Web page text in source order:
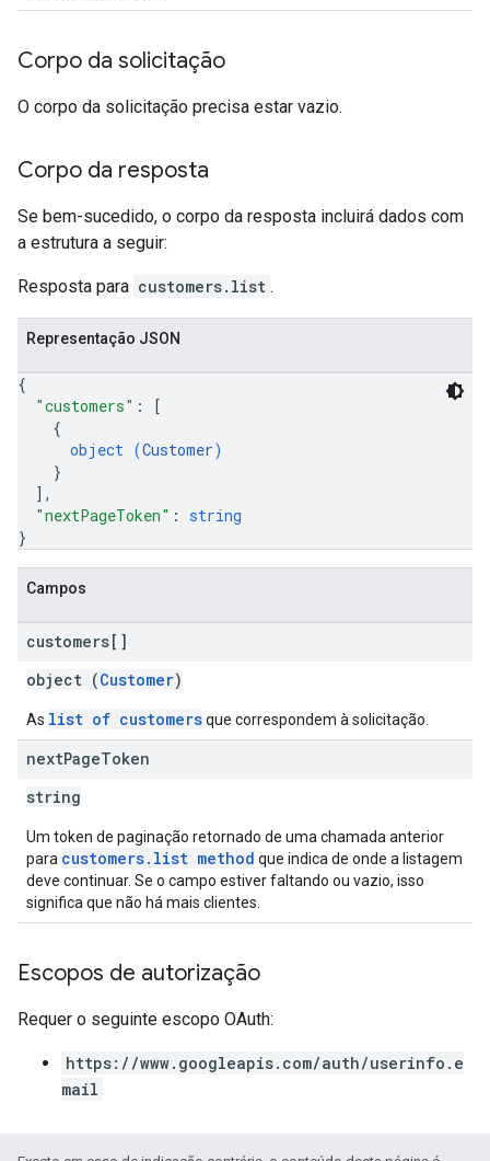
Corpo da solicitação
O corpo da solicitação precisa estar vazio.
Corpo da resposta
Se bem-sucedido, o corpo da resposta incluirá dados com
a estrutura a seguir:
Resposta para customers.list .
Representação JSON
{
"customers" :
[
{
object (Customer)
}
] ,
"nextPageToken" : string
}
Campos
customers[]
object (Customer)
As list of customersque correspondem à solicitação.
nextPageToken
string
Um token de paginação retornado de uma chamada anterior
para customers.list method que indica de onde a listagem
deve continuar. Se o campo estiver faltando ou vazio, isso
significa que não há mais clientes.
Escopos de autorização
Requer o seguinte escopo OAuth:
https://www.googleapis.com/auth/userinfo.e
mail